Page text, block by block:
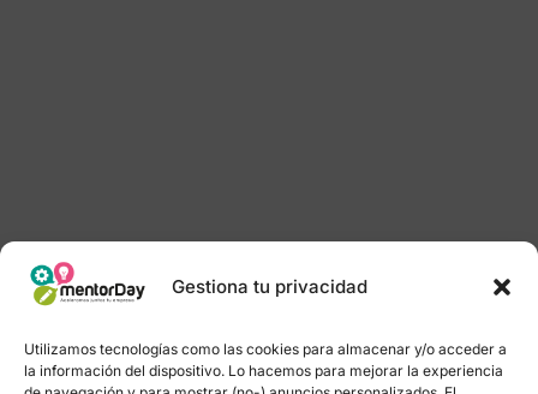
Gestiona tu privacidad
Utilizamos tecnologías como las cookies para almacenar y/o acceder a
la información del dispositivo. Lo hacemos para mejorar la experiencia